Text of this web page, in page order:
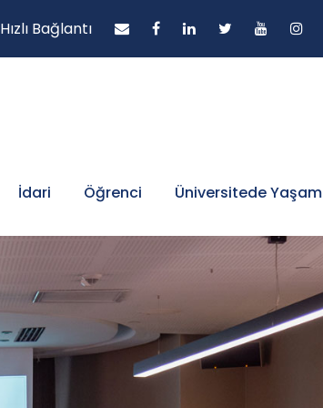
Hızlı Bağlantı
İdari Öğrenci Üniversitede Yaşam